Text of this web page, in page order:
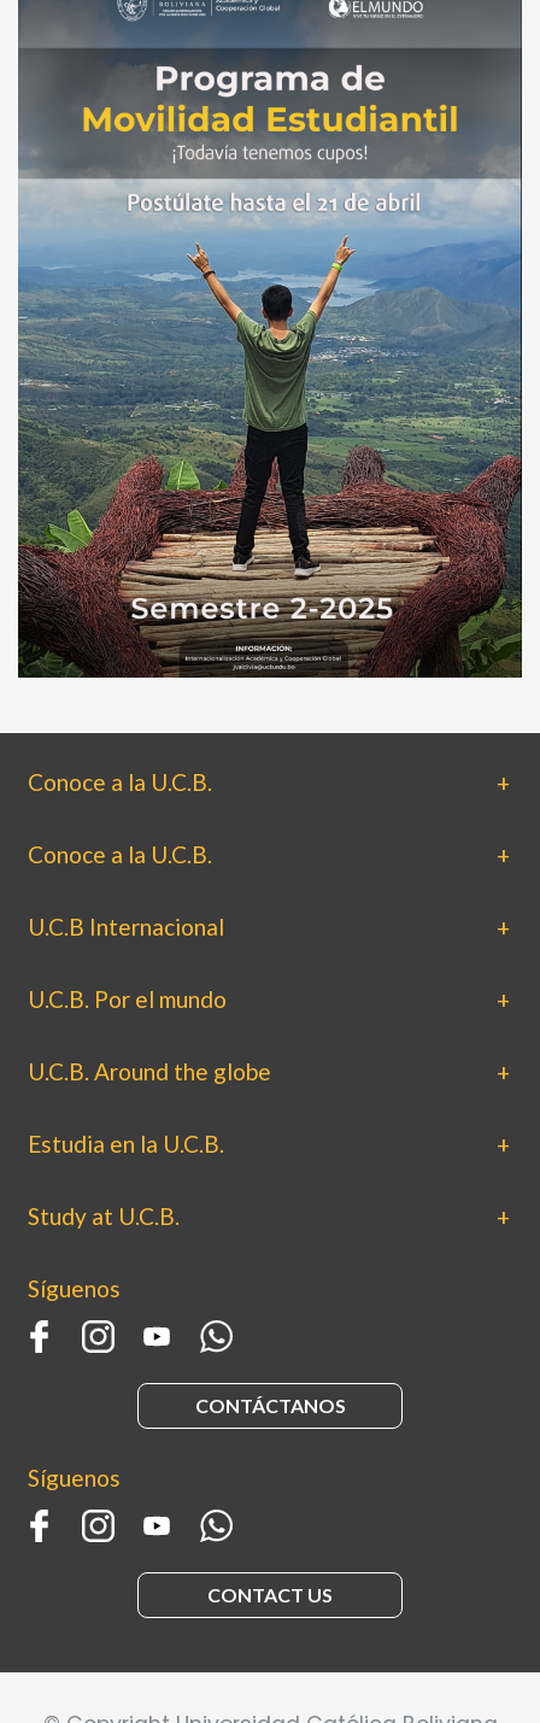
Conoce a la U.C.B.
Conoce a la U.C.B.
U.C.B Internacional
U.C.B. Por el mundo
U.C.B. Around the globe
Estudia en la U.C.B.
Study at U.C.B.
Síguenos
CONTÁCTANOS
Síguenos
CONTACT US